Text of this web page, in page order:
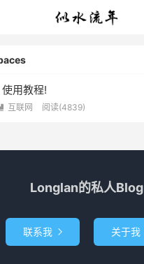
用教程!
互联网 阅读(4839)
Longlan的私人Blog
联系我  关于我